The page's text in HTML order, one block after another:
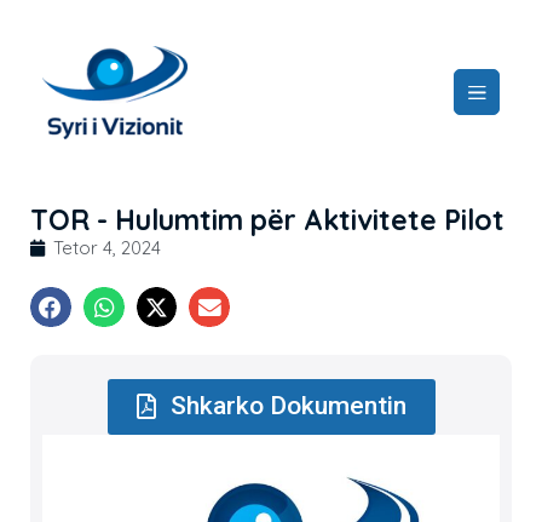
TOR - Hulumtim për Aktivitete Pilot
Tetor 4, 2024
Shkarko Dokumentin